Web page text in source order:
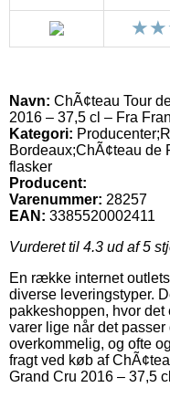
Navn: ChÃ¢teau Tour
2016 – 37,5 cl – Fra
Kategori:
Bordeaux;ChÃ¢teau de
flasker
Producent:
Varenummer: 28257
EAN: 3385520002411
Vurderet til 4.3 ud af 5
En række internet
diverse leveringstyper.
pakkeshoppen, hvor
varer lige når det
overkommelig, og ofte
fragt ved køb af
Grand Cru 2016 – 37,5